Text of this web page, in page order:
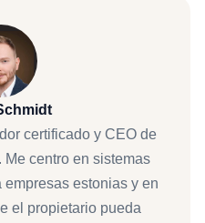
certificado y CEO de
centro en sistemas
estonias y en
el propietario pueda